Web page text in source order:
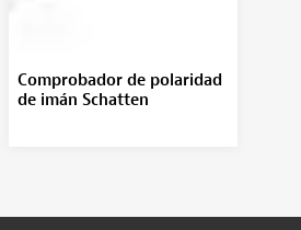
Comprobador de polaridad
de imán Schatten